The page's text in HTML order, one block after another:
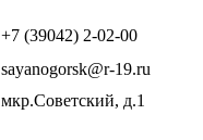
+7 (39042) 2-02-00
sayanogorsk@r-19.ru
мкр.Советский, д.1